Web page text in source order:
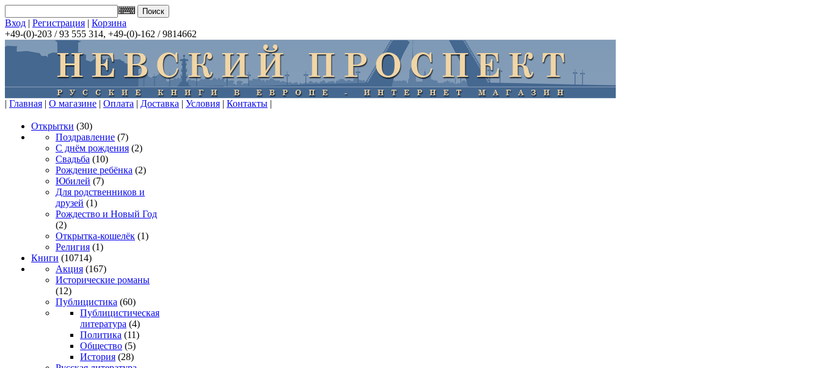
Вход | Регистрация | Корзина
+49-(0)-203 / 93 555 314, +49-(0)-162 / 9814662
| Главная | О магазине | Оплата | Доставка | Условия | Контакты |
Открытки (30)
Поздравление (7)
С днём рождения (2)
Свадьба (10)
Рождение ребёнка (2)
Юбилей (7)
Для родственников и
друзей (1)
Рождество и Новый Год
(2)
Открытка-кошелёк (1)
Религия (1)
Книги (10714)
Акция (167)
Исторические романы
(12)
Публицистика (60)
Публицистическая
литература (4)
Политика (11)
Общество (5)
История (28)